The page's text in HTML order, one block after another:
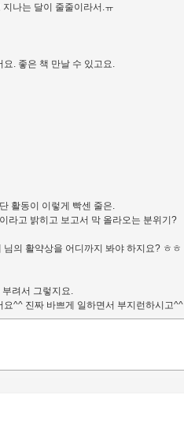
나는 달이 줄줄이라서.ㅠ
. 좋은 책 만날 수 있고요.
활동이 이렇게 빡센 줄은.
라고 밝히고 보고서 막 올라오는 분위기?
의 활약상을 어디까지 봐야 하지요? ㅎㅎ
려서 그렇지요.
^^ 진짜 바쁘게 일하면서 부지런하시고^^